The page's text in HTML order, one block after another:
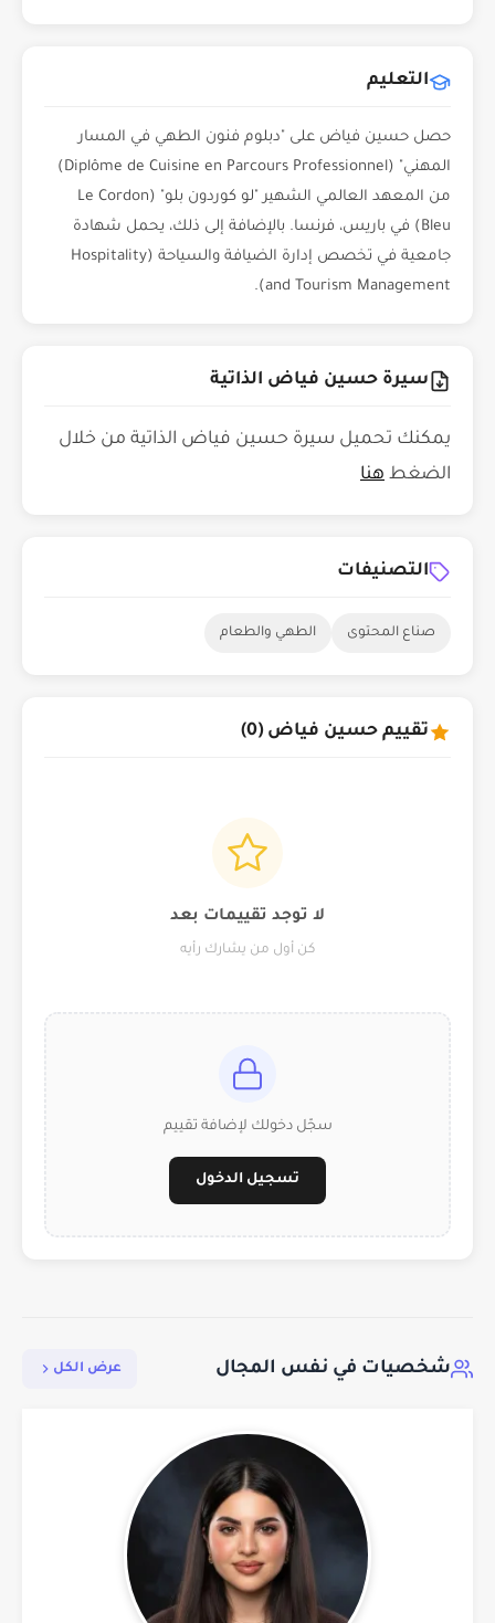
التعليم
حصل حسين فياض على "دبلوم فنون الطهي في المسار
المهني" (Diplôme de Cuisine en Parcours Professionnel)
من المعهد العالمي الشهير "لو كوردون بلو" (Le Cordon
Bleu) في باريس، فرنسا. بالإضافة إلى ذلك، يحمل شهادة
جامعية في تخصص إدارة الضيافة والسياحة (Hospitality
and Tourism Management).
سيرة حسين فياض الذاتية
يمكنك تحميل سيرة حسين فياض الذاتية من خلال
الضغط هنا
التصنيفات
صناع المحتوى الطهي والطعام
تقييم حسين فياض (0)
لا توجد تقييمات بعد
كن أول من يشارك رأيه
سجّل دخولك لإضافة تقييم
تسجيل الدخول
شخصيات في نفس المجال عرض الكل